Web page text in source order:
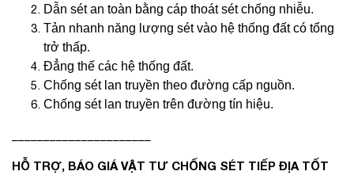
Dẫn sét an toàn bằng cáp thoát sét chống nhiễu.
Tản nhanh năng lượng sét vào hệ thống đất có tổng
trở thấp.
Đẳng thế các hệ thống đất.
Chống sét lan truyền theo đường cấp nguồn.
Chống sét lan truyền trên đường tín hiệu.
HỖ TRỢ, BÁO GIÁ VẬT TƯ CHỐNG SÉT TIẾP ĐỊA TỐT